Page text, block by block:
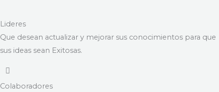
Lideres
Que desean actualizar y mejorar sus conocimientos para que
sus ideas sean Exitosas.
Colaboradores